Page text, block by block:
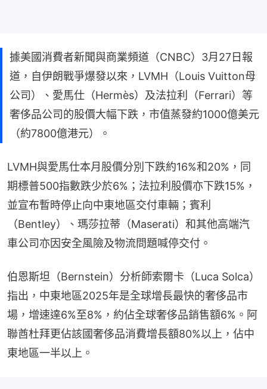
據美國消費者新聞與商業頻道（CNBC）3月27日報
道，自伊朗戰爭爆發以來，LVMH（Louis Vuitton母
公司）、愛馬仕（Hermès）及法拉利（Ferrari）等
奢侈品公司的股價大幅下跌，市值蒸發約1000億美元
（約7800億港元）。
LVMH與愛馬仕本月股價分別下跌約16%和20%，同
期標普500指數跌少於6%；法拉利股價亦下跌15%，
並宣布暫時停止向中東地區交付車輛；賓利
（Bentley）、瑪莎拉蒂（Maserati）和其他高端汽
車公司亦因安全風險及物流問題喊停交付。
伯恩斯坦（Bernstein）分析師索爾卡（Luca Solca）
指出，中東地區2025年是全球增長最快的奢侈品市
場，增速達6%至8%，約佔全球奢侈品銷售額6%。阿
聯酋杜拜更佔該國奢侈品消費增長額80%以上，佔中
東地區一半以上。